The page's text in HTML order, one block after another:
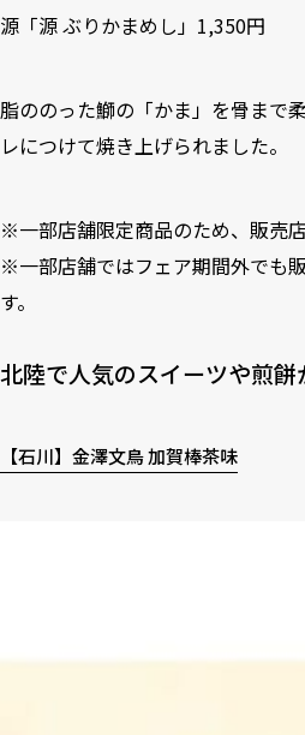
源「源 ぶりかまめし」1,350円
脂ののった鰤の「かま」を骨まで
レにつけて焼き上げられました。
※一部店舗限定商品のため、販売
※一部店舗ではフェア期間外でも
す。
北陸で人気のスイーツや煎餅
【石川】金澤文鳥 加賀棒茶味